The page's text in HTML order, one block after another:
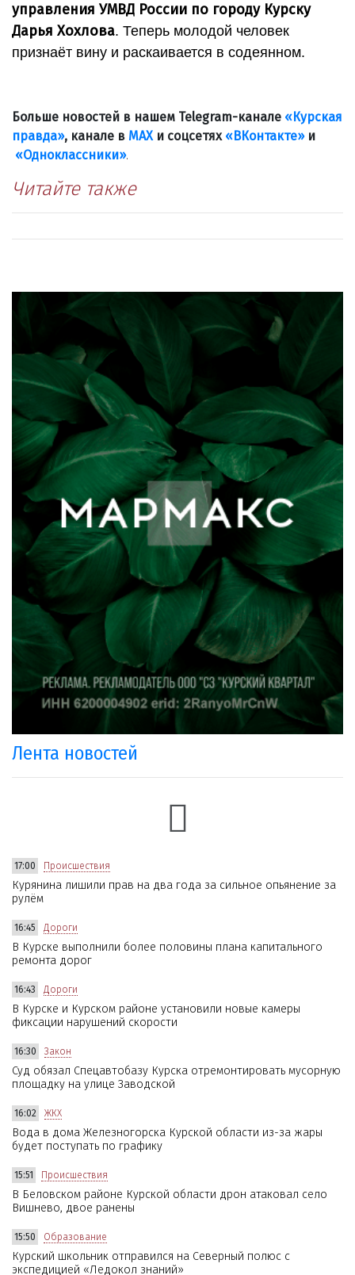
управления УМВД России по городу Курску
Дарья Хохлова. Теперь молодой человек
признаёт вину и раскаивается в содеянном.
Больше новостей в нашем Telegram-канале «Курская
правда», канале в МАХи соцсетях «ВКонтакте»и
«Одноклассники».
Читайте также
Лента новостей
17:00 Происшествия
Курянина лишили прав на два года за сильное опьянение за
рулём
16:45 Дороги
В Курске выполнили более половины плана капитального
ремонта дорог
16:43 Дороги
В Курске и Курском районе установили новые камеры
фиксации нарушений скорости
16:30 Закон
Суд обязал Спецавтобазу Курска отремонтировать мусорную
площадку на улице Заводской
16:02 ЖКХ
Вода в дома Железногорска Курской области из-за жары
будет поступать по графику
15:51 Происшествия
В Беловском районе Курской области дрон атаковал село
Вишнево, двое ранены
15:50 Образование
Курский школьник отправился на Северный полюс с
экспедицией «Ледокол знаний»